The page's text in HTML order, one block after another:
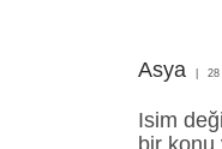
Asya 28
Isim
bir konu